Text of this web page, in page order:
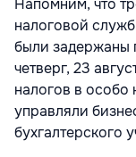
Напомним, что
налоговой
были задержаны
четверг, 23
налогов в
управляли
бухгалтерского